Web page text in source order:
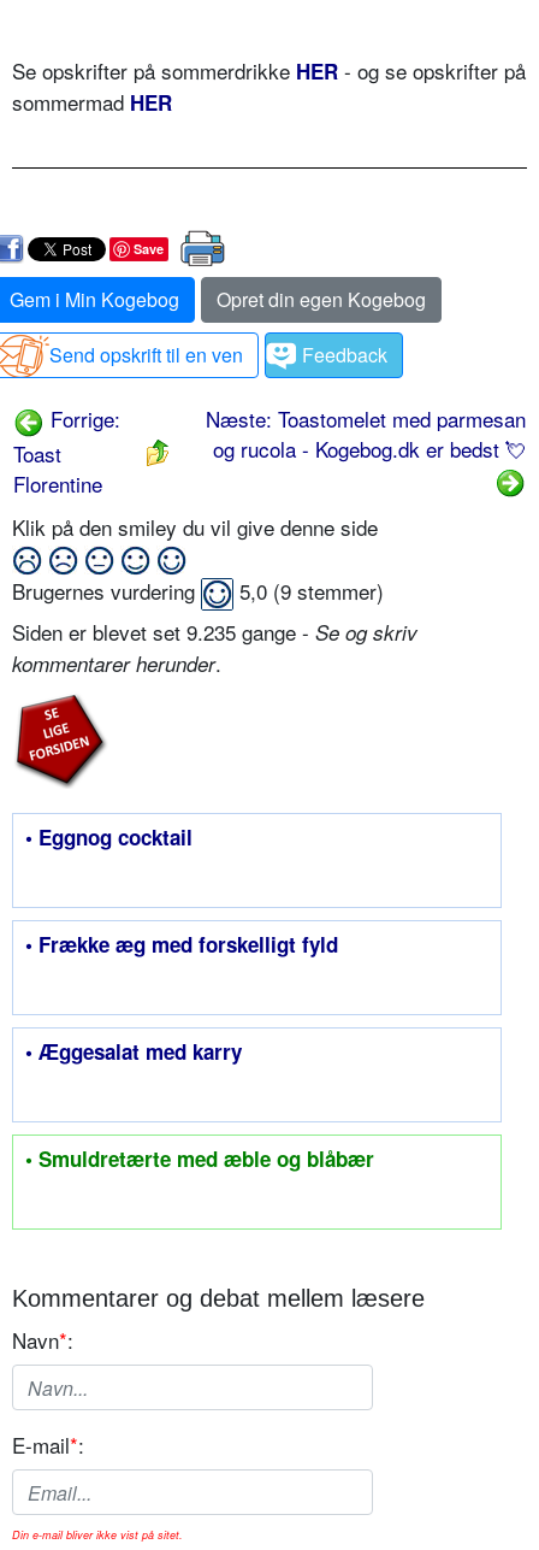
Se opskrifter på sommerdrikke HER - og se opskrifter på
sommermad HER
Save
Gem i Min Kogebog
Opret din egen Kogebog
Send opskrift til en ven
Feedback
Forrige:
Toast
Florentine
Næste: Toastomelet med parmesan
og rucola - Kogebog.dk er bedst 💘
Klik på den smiley du vil give denne side
Brugernes vurdering 5,0 (9 stemmer)
Siden er blevet set 9.235 gange - Se og skriv
kommentarer herunder.
• Eggnog cocktail
• Frække æg med forskelligt fyld
• Æggesalat med karry
• Smuldretærte med æble og blåbær
Kommentarer og debat mellem læsere
Navn*:
E-mail*:
Din e-mail bliver ikke vist på sitet.